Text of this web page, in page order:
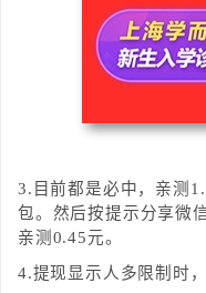
3.目前都是必中，亲测
包。然后按提示分享微
亲测0.45元。
4.提现显示人多限制时